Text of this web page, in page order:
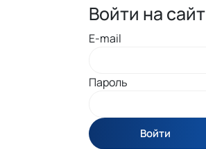
Войти на сайт
E-mail
Пароль
Войти